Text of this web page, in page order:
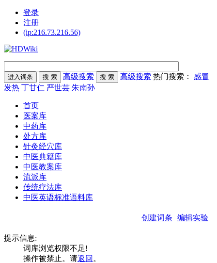
登录
注册
(ip:216.73.216.56)
高级搜索 高级搜索 热门搜索： 感冒
发热 丁甘仁 严世芸 朱南孙
首页
医案库
中药库
处方库
针灸经穴库
中医典籍库
中医教案库
流派库
传统疗法库
中医英语标准语料库
创建词条 编辑实验
提示信息:
词库浏览权限不足!
操作被禁止。请返回 。